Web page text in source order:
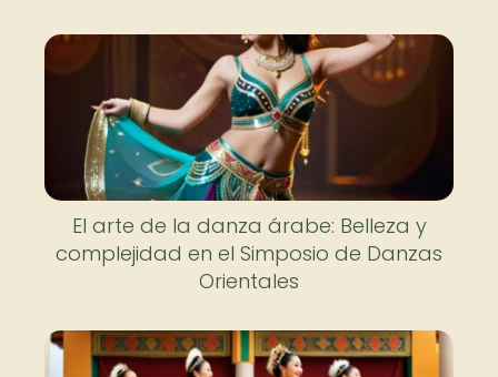
El arte de la danza árabe: Belleza y
complejidad en el Simposio de Danzas
Orientales